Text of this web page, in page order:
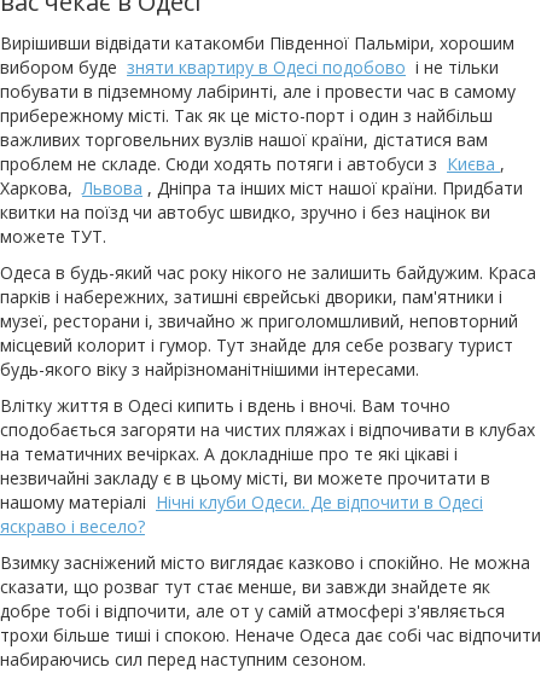
Вирішивши відвідати катакомби Південної Пальміри, хорошим
вибором буде зняти квартиру в Одесі подобово і не тільки
побувати в підземному лабіринті, але і провести час в самому
прибережному місті. Так як це місто-порт і один з найбільш
важливих торговельних вузлів нашої країни, дістатися вам
проблем не складе. Сюди ходять потяги і автобуси з Києва ,
Харкова,Львова , Дніпра та інших міст нашої країни. Придбати
квитки на поїзд чи автобус швидко, зручно і без націнок ви
можете ТУТ.
Одеса в будь-який час року нікого не залишить байдужим. Краса
парків і набережних, затишні єврейські дворики, пам'ятники і
музеї, ресторани і, звичайно ж приголомшливий, неповторний
місцевий колорит і гумор. Тут знайде для себе розвагу турист
будь-якого віку з найрізноманітнішими інтересами.
Влітку життя в Одесі кипить і вдень і вночі. Вам точно
сподобається загоряти на чистих пляжах і відпочивати в клубах
на тематичних вечірках. А докладніше про те які цікаві і
незвичайні закладу є в цьому місті, ви можете прочитати в
нашому матеріалі Нічні клуби Одеси. Де відпочити в Одесі
яскраво і весело?
Взимку засніжений місто виглядає казково і спокійно. Не можна
сказати, що розваг тут стає менше, ви завжди знайдете як
добре тобі і відпочити, але от у самій атмосфері з'являється
трохи більше тиші і спокою. Неначе Одеса дає собі час відпочити
набираючись сил перед наступним сезоном.